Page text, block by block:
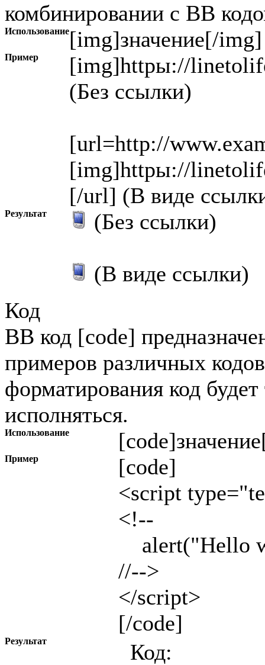
комбинировании с BB
Использование[img]значение[/img]
Пример
[img]httpы://
(Без ссылки)
[url=http://
[img]httpы://
[/url] (В виде
Результат (Без ссылки)
(В виде ссылки)
Код
BB код [code]
примеров различных
форматирования код
исполняться.
Использование [code]значение
Пример
[code]
<script
<!--
alert("Hello
//-->
</script>
[/code]
Результат Код: